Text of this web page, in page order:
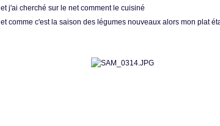
et j'ai cherché sur le net comment le cuisiné
et comme c'est la saison des légumes nouveaux alors mon plat